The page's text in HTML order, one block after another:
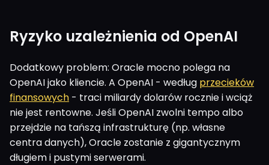
Ryzyko uzależnienia od OpenAI
Dodatkowy problem: Oracle mocno polega na
OpenAI jako kliencie. A OpenAI - według przecieków
finansowych - traci miliardy dolarów rocznie i wciąż
nie jest rentowne. Jeśli OpenAI zwolni tempo albo
przejdzie na tańszą infrastrukturę (np. własne
centra danych), Oracle zostanie z gigantycznym
długiem i pustymi serwerami.